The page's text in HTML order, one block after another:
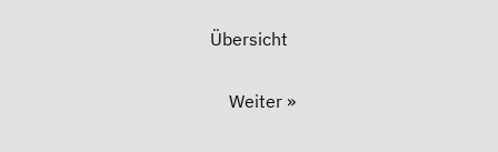
Übersicht
Weiter »